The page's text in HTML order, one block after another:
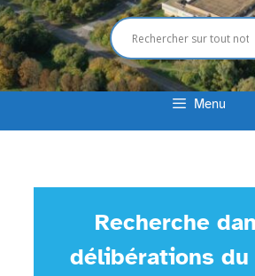
Menu
Recherche
délibérations